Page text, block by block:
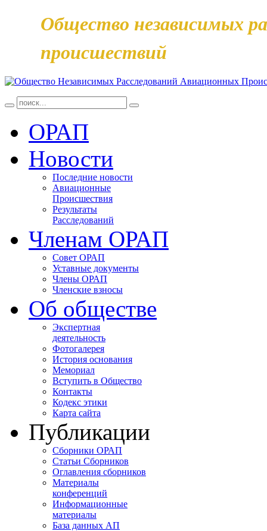
Общество независимых
происшествий
ОРАП
Новости
Последние новости
Авиационные
Происшествия
Результаты
Расследований
Членам ОРАП
Совет ОРАП
Уставные документы
Члены ОРАП
Членские взносы
Об обществе
Экспертная
деятельность
Фотогалерея
История основания
Мемориал
Вступить в Общество
Контакты
Кодекс этики
Карта сайта
Публикации
Сборники ОРАП
Статьи Сборников
Оглавления сборников
Материалы
конференций
Информационные
материалы
База данных АП